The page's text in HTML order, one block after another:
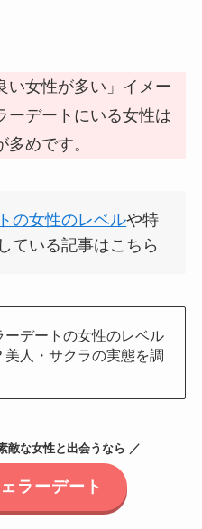
い女性が多い」イメー
ーデートにいる女性は
めです。
の女性のレベルや特
ている記事はこちら
ーデートの女性のレベル
美人・サクラの実態を調
敵な女性と出会うなら ／
ラーデート